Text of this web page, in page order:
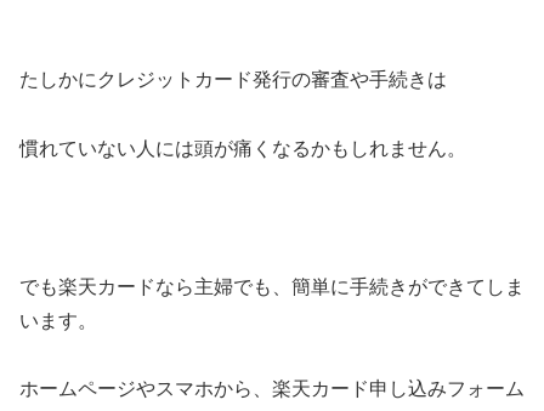
たしかにクレジットカード発行の審査や手続きは
慣れていない人には頭が痛くなるかもしれません。
でも楽天カードなら主婦でも、簡単に手続きができてしま
います。
ホームページやスマホから、楽天カード申し込みフォーム